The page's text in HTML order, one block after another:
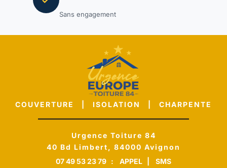
Sans engagement
COUVERTURE | ISOLATION | CHARPENTE
Urgence Toiture 84
40 Bd Limbert, 84000 Avignon
07 49 53 23 79 : APPEL SMS